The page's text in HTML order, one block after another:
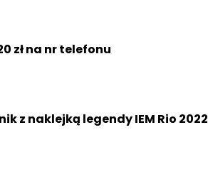
zł na nr telefonu
z naklejką legendy IEM Rio 2022